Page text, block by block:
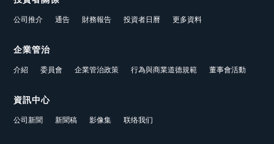
公司推介 通告 財務報告 投資者日曆 更多資料
企業管治
介紹 委員會 企業管治政策 行為與商業道德規範 董事會活動
資訊中心
公司新聞 新聞稿 影像集 联络我们